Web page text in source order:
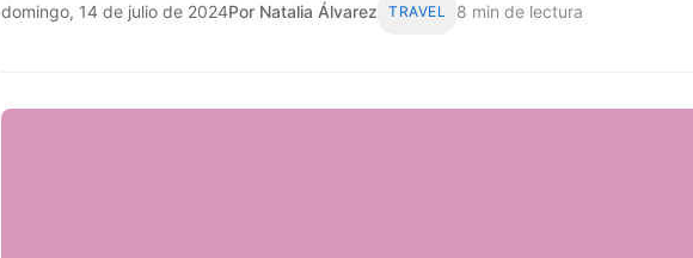
domingo, 14 de julio de 2024Por Natalia Álvarez TRAVEL 8 min de lectura